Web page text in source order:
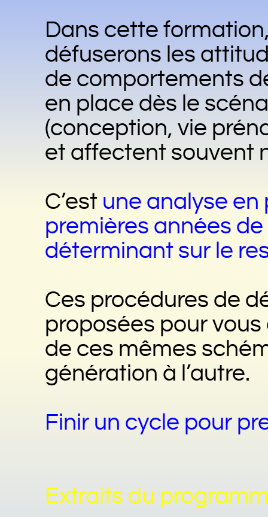
Dans cette
défuserons les
de comportements
en place dès le
(conception, vie
et affectent souvent
C’est une analyse
premières années
déterminant sur le
Ces procédures de
proposées pour
de ces mêmes
génération à l’autre.
Finir un cycle pour
Extraits du